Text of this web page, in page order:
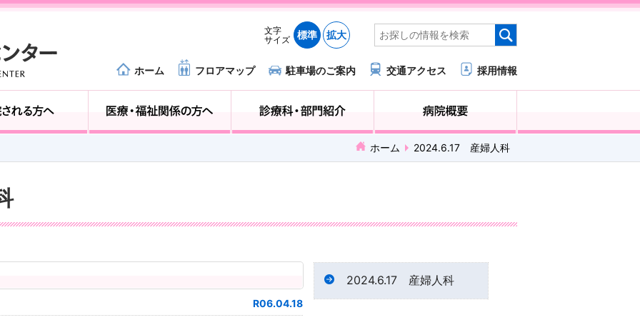
文字
サイズ
標準 拡大
ホーム フロアマップ 駐車場のご案内 交通アクセス 採用情報
ホーム 2024.6.17 産婦人科
R06.04.18
2024.6.17 産婦人科